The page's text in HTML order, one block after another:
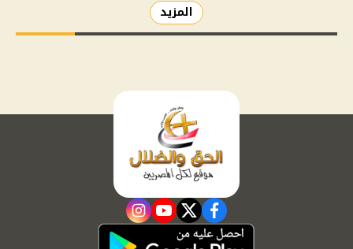
المزيد
facebook
twitter
youtube
instagram